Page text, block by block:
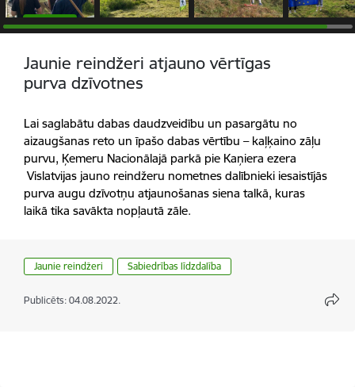
Jaunie reindžeri atjauno vērtīgas
purva dzīvotnes
Lai saglabātu dabas daudzveidību un pasargātu no
aizaugšanas reto un īpašo dabas vērtību – kaļķaino zāļu
purvu, Ķemeru Nacionālajā parkā pie Kaņiera ezera
Vislatvijas jauno reindžeru nometnes dalībnieki iesaistījās
purva augu dzīvotņu atjaunošanas siena talkā, kuras
laikā tika savākta nopļautā zāle.
Jaunie reindžeri Sabiedrības līdzdalība
Publicēts: 04.08.2022.